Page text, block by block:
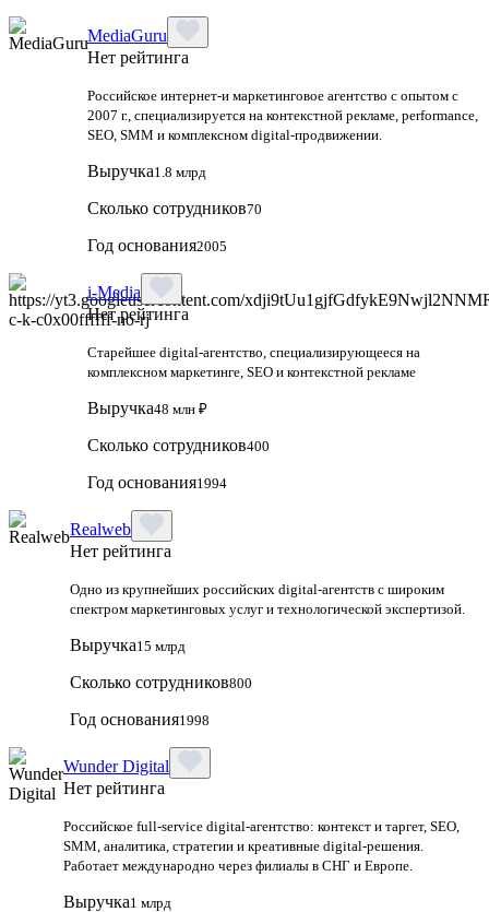
MediaGuru
Нет рейтинга
Российское интернет-и маркетинговое агентство с опытом с
2007 г., специализируется на контекстной рекламе, performance,
SEO, SMM и комплексном digital-продвижении.
Выручка1.8 млрд
Сколько сотрудников70
Год основания2005
i-Media
Нет рейтинга
Старейшее digital-агентство, специализирующееся на
комплексном маркетинге, SEO и контекстной рекламе
Выручка48 млн ₽
Сколько сотрудников400
Год основания1994
Realweb
Нет рейтинга
Одно из крупнейших российских digital-агентств с широким
спектром маркетинговых услуг и технологической экспертизой.
Выручка15 млрд
Сколько сотрудников800
Год основания1998
Wunder Digital
Нет рейтинга
Российское full-service digital-агентство: контекст и таргет, SEO,
SMM, аналитика, стратегии и креативные digital-решения.
Работает международно через филиалы в СНГ и Европе.
Выручка1 млрд